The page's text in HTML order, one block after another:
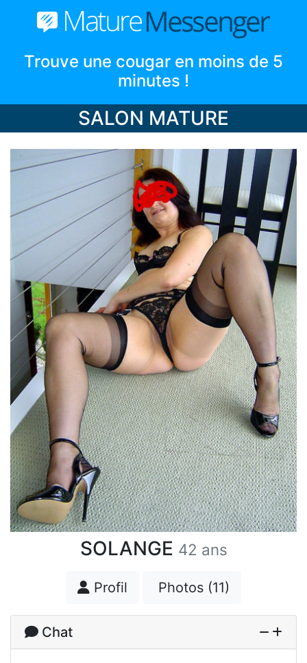
Trouve une cougar en moins de 5
minutes !
SALON MATURE
SOLANGE 42 ans
Profil Photos (11)
Chat